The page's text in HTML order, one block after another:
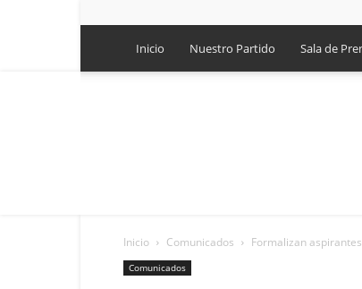
Inicio Nuestro Partido Sala de
Inicio Comunicados Formalizan
Comunicados